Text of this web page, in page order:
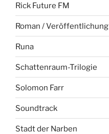
Rick Future FM
Roman / Veröffentlichung
Runa
Schattenraum-Trilogie
Solomon Farr
Soundtrack
Stadt der Narben